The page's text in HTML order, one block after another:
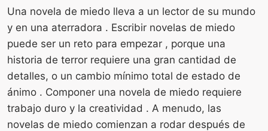
Una novela de miedo lleva a un lector de su mundo
y en una aterradora . Escribir novelas de miedo
puede ser un reto para empezar , porque una
historia de terror requiere una gran cantidad de
detalles, o un cambio mínimo total de estado de
ánimo . Componer una novela de miedo requiere
trabajo duro y la creatividad . A menudo, las
novelas de miedo comienzan a rodar después de